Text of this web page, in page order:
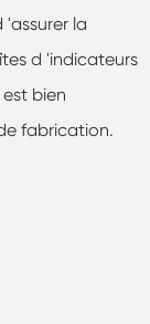
'assurer la
d 'indicateurs
bien
fabrication.